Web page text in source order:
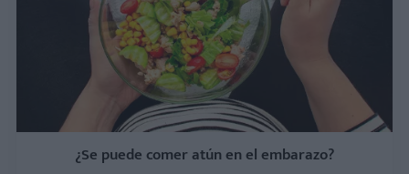
¿Se puede comer atún en el embarazo?